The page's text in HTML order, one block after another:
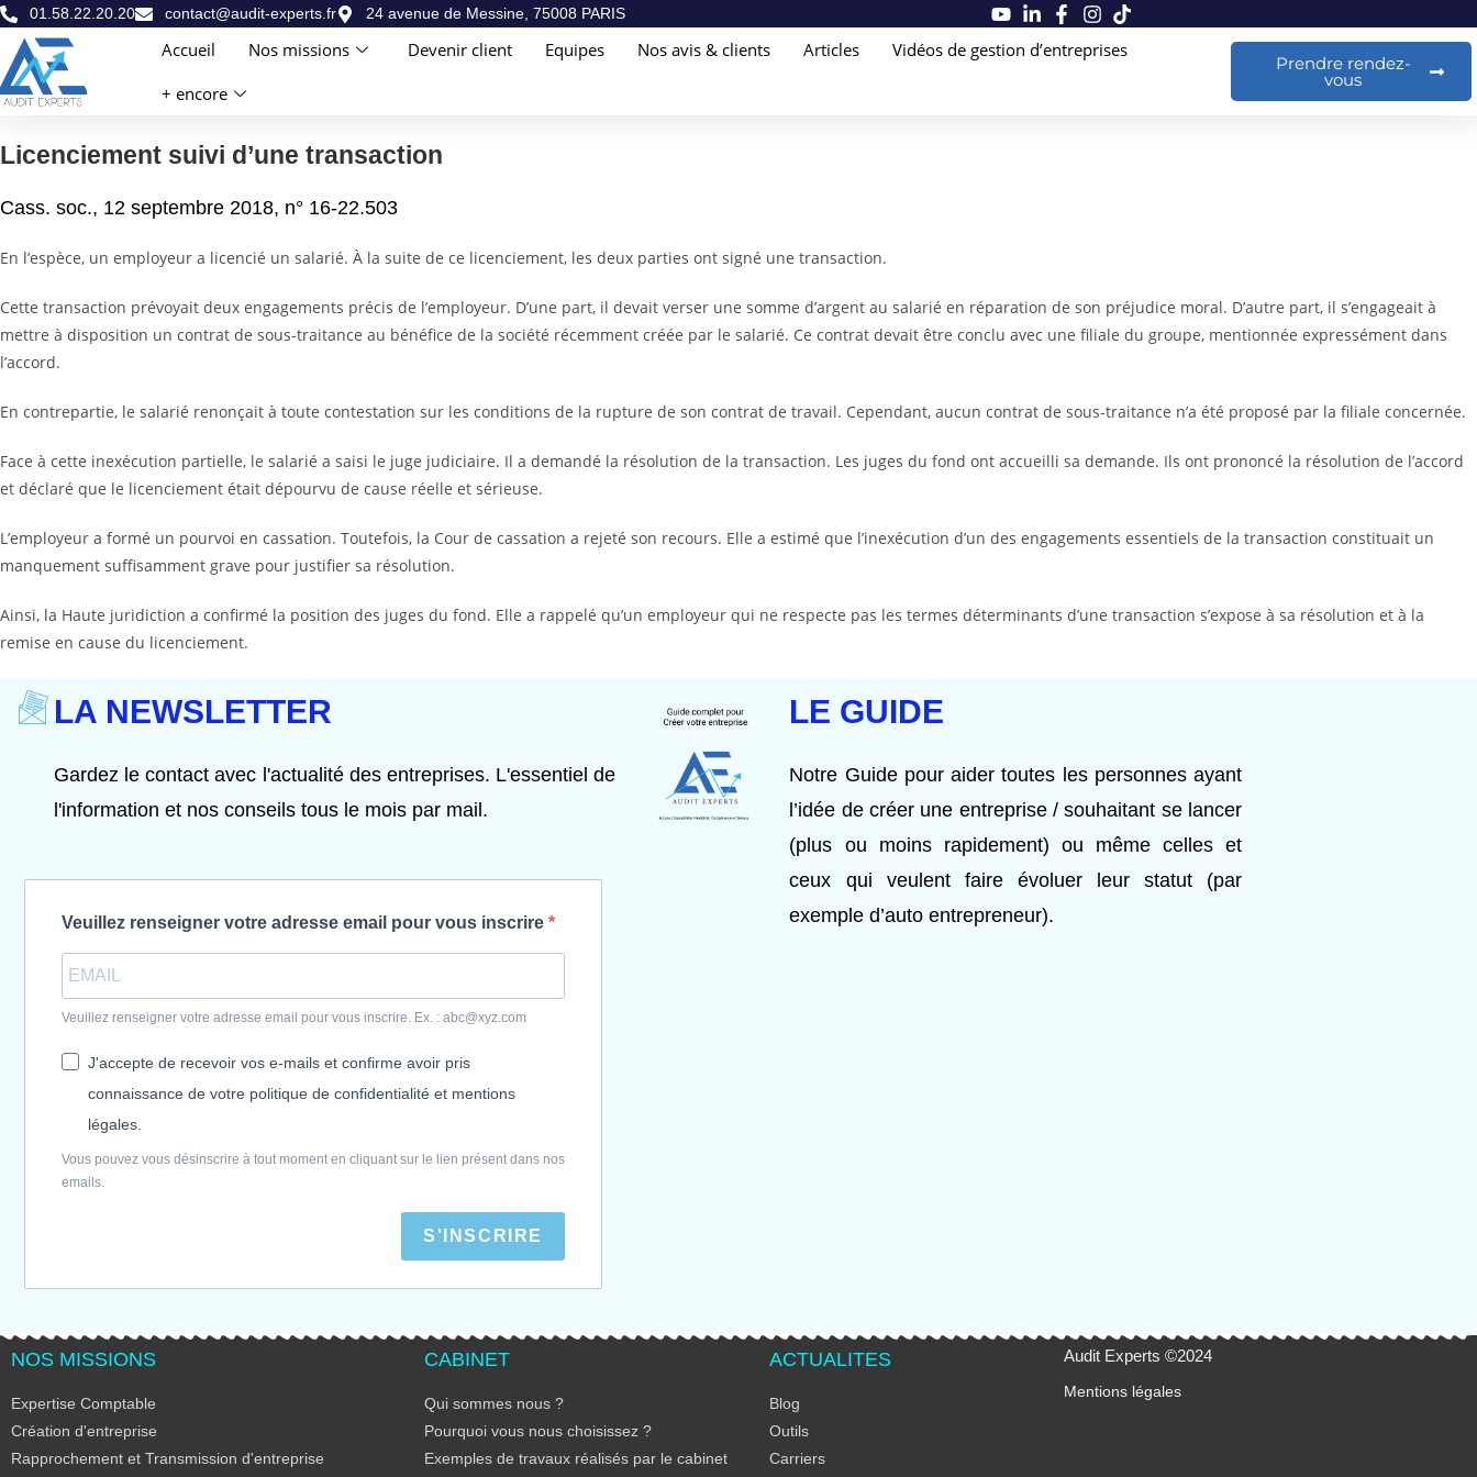
01.58.22.20.20 contact@audit-experts.fr 24 avenue de Messine, 75008 PARIS
Accueil Nos missions Devenir client Equipes Nos avis & clients Articles
Vidéos de gestion d’entreprises
+ encore
Prendre rendez-
vous
Licenciement suivi d’une transaction
Cass. soc., 12 septembre 2018, n° 16-22.503
En l’espèce, un employeur a licencié un salarié. À la suite de ce licenciement, les deux parties ont signé une transaction.
Cette transaction prévoyait deux engagements précis de l’employeur. D’une part, il devait verser une somme d’argent au salarié en réparation de son préjudice moral. D’autre part, il s’engageait à
mettre à disposition un contrat de sous-traitance au bénéfice de la société récemment créée par le salarié. Ce contrat devait être conclu avec une filiale du groupe, mentionnée expressément dans
l’accord.
En contrepartie, le salarié renonçait à toute contestation sur les conditions de la rupture de son contrat de travail. Cependant, aucun contrat de sous-traitance n’a été proposé par la filiale concernée.
Face à cette inexécution partielle, le salarié a saisi le juge judiciaire. Il a demandé la résolution de la transaction. Les juges du fond ont accueilli sa demande. Ils ont prononcé la résolution de l’accord
et déclaré que le licenciement était dépourvu de cause réelle et sérieuse.
L’employeur a formé un pourvoi en cassation. Toutefois, la Cour de cassation a rejeté son recours. Elle a estimé que l’inexécution d’un des engagements essentiels de la transaction constituait un
manquement suffisamment grave pour justifier sa résolution.
Ainsi, la Haute juridiction a confirmé la position des juges du fond. Elle a rappelé qu’un employeur qui ne respecte pas les termes déterminants d’une transaction s’expose à sa résolution et à la
remise en cause du licenciement.
LA NEWSLETTER
Gardez le contact avec l'actualité des entreprises. L'essentiel de
l'information et nos conseils tous le mois par mail.
Veuillez renseigner votre adresse email pour vous inscrire
Veuillez renseigner votre adresse email pour vous inscrire. Ex. : abc@xyz.com
J'accepte de recevoir vos e-mails et confirme avoir pris
connaissance de votre politique de confidentialité et mentions
légales.
Vous pouvez vous désinscrire à tout moment en cliquant sur le lien présent dans nos
emails.
S'INSCRIRE
LE GUIDE
Notre Guide pour aider toutes les personnes ayant
l’idée de créer une entreprise / souhaitant se lancer
(plus ou moins rapidement) ou même celles et
ceux qui veulent faire évoluer leur statut (par
exemple d’auto entrepreneur).
NOS MISSIONS
Expertise Comptable
Création d'entreprise
Rapprochement et Transmission d'entreprise
CABINET
Qui sommes nous ?
Pourquoi vous nous choisissez ?
Exemples de travaux réalisés par le cabinet
ACTUALITES
Blog
Outils
Carriers
Audit Experts ©2024
Mentions légales